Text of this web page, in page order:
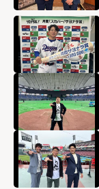
村松開人、劇的
サヨナラ弾に込
めた思い"
width="304"
height="203"
loading="lazy"
fetchpriority="h